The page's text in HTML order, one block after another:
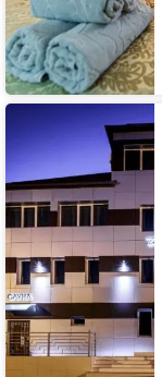
Отель
Солнце